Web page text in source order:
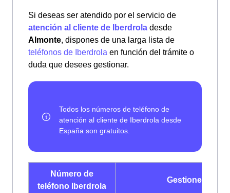
Si deseas ser atendido por el servicio de
atención al cliente de Iberdrola desde
Almonte, dispones de una larga lista de
teléfonos de Iberdrola en función del trámite o
duda que desees gestionar.
Número de
teléfono Iberdrola
Gestiones